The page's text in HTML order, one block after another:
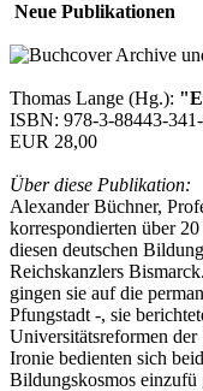
Neue Publikationen
Thomas Lange (Hg.):
ISBN: 978-3-88443-
EUR 28,00
Über diese Publikation:
Alexander Büchner,
korrespondierten über
diesen deutschen
Reichskanzlers
gingen sie auf die
Pfungstadt -, sie
Universitätsreformen
Ironie bedienten sich
Bildungskosmos einzufü